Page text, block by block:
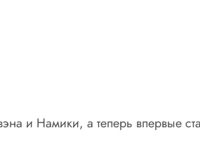
и Намики, а теперь впервые